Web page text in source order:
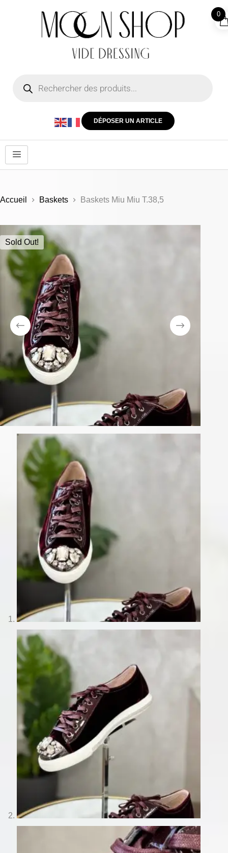
DÉPOSER UN ARTICLE
Accueil Baskets Baskets Miu Miu T.38,5
Sold Out!
0